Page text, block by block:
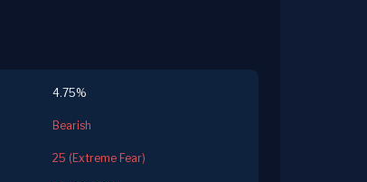
4.75%
Bearish
25 (Extreme Fear)